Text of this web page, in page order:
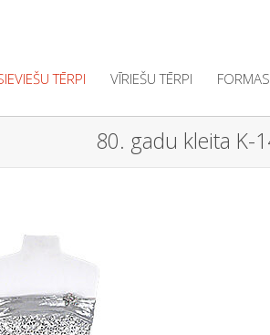
TĒRPI VĪRIEŠU TĒRPI
80. gadu kleita K-